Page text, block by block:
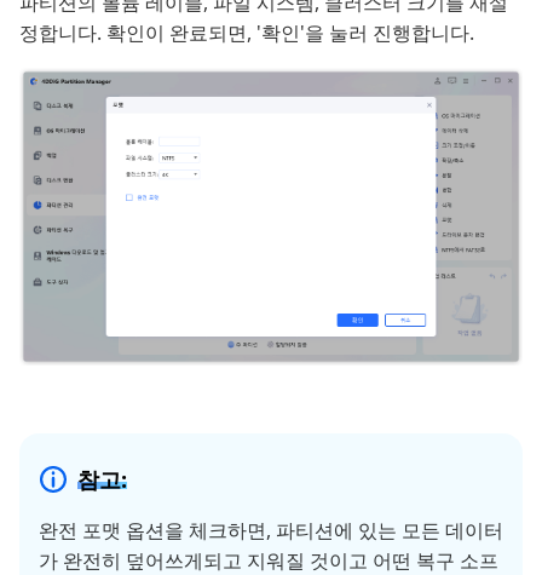
정합니다. 확인이 완료되면, '확인'을 눌러 진행합니다.
참고:
완전 포맷 옵션을 체크하면, 파티션에 있는 모든 데이터
가 완전히 덮어쓰게되고 지워질 것이고 어떤 복구 소프